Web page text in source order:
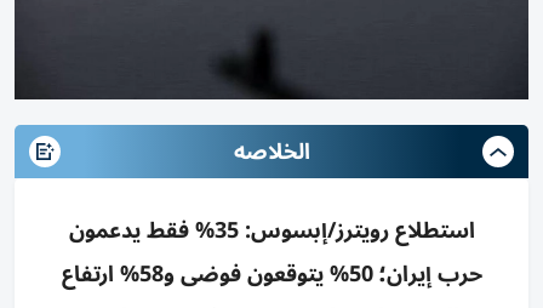
الخلاصه
استطلاع رويترز/إبسوس: 35% فقط يدعمون
حرب إيران؛ 50% يتوقعون فوضى و58% ارتفاع